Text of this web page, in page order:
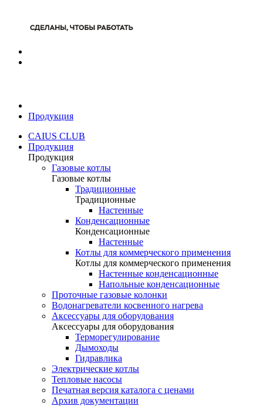
Продукция
CAIUS CLUB
Продукция
Продукция
Газовые котлы
Газовые котлы
Традиционные
Традиционные
Настенные
Конденсационные
Конденсационные
Настенные
Котлы для коммерческого применения
Котлы для коммерческого применения
Настенные конденсационные
Напольные конденсационные
Проточные газовые колонки
Водонагреватели косвенного нагрева
Аксессуары для оборудования
Аксессуары для оборудования
Терморегулирование
Дымоходы
Гидравлика
Электрические котлы
Тепловые насосы
Печатная версия каталога с ценами
Архив документации